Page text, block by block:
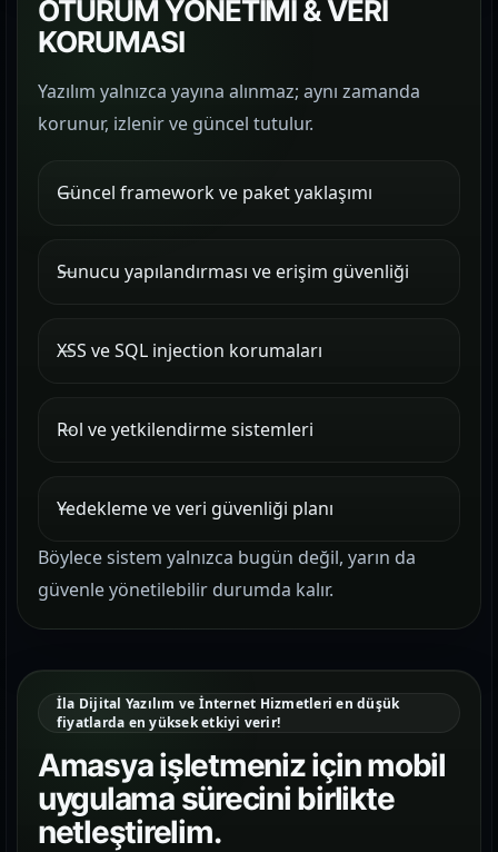
OTURUM YÖNETİMİ & VERİ
KORUMASI
Yazılım yalnızca yayına alınmaz; aynı zamanda
korunur, izlenir ve güncel tutulur.
Güncel framework ve paket yaklaşımı
Sunucu yapılandırması ve erişim güvenliği
XSS ve SQL injection korumaları
Rol ve yetkilendirme sistemleri
Yedekleme ve veri güvenliği planı
Böylece sistem yalnızca bugün değil, yarın da
güvenle yönetilebilir durumda kalır.
İla Dijital Yazılım ve İnternet Hizmetleri en düşük
fiyatlarda en yüksek etkiyi verir!
Amasya işletmeniz için mobil
uygulama sürecini birlikte
netleştirelim.